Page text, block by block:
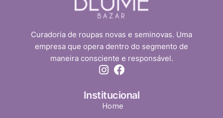
Curadoria de roupas novas e seminovas. Uma
empresa que opera dentro do segmento de
maneira consciente e responsável.
Institucional
Home